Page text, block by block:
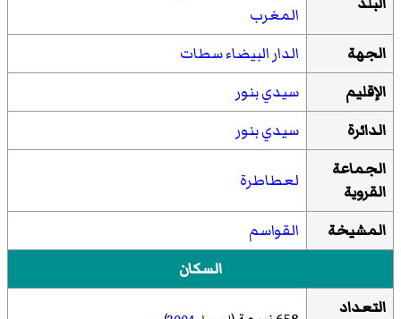
المغرب
الجهة
الدار البيضاء سطات
الإقليم
سيدي بنور
الدائرة
سيدي بنور
الجماعة
القروية
لعطاطرة
المشيخة
القواسم
السكان
التعداد